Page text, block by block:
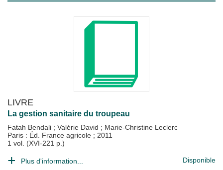
LIVRE
La gestion sanitaire du troupeau
Fatah Bendali ; Valérie David ; Marie-Christine Leclerc
Paris : Éd. France agricole ; 2011
1 vol. (XVI-221 p.)
Plus d'information... Disponible